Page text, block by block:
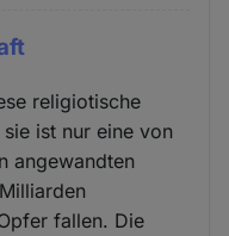
religiotische
ist nur eine von
angewandten
fallen. Die